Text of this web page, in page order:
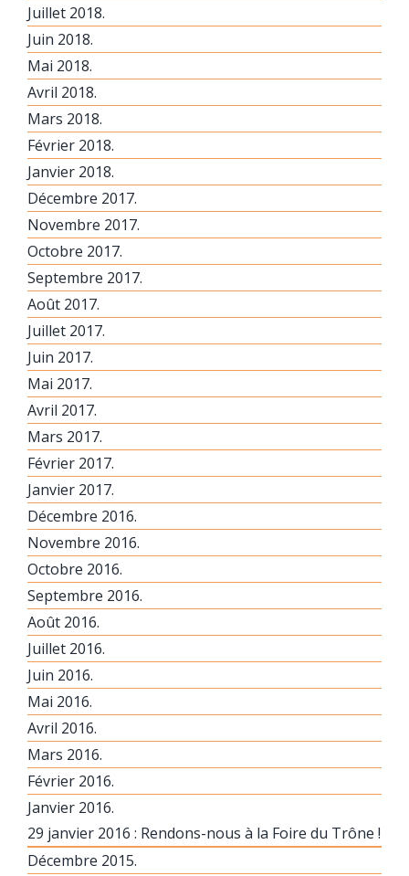
Juillet 2018.
Juin 2018.
Mai 2018.
Avril 2018.
Mars 2018.
Février 2018.
Janvier 2018.
Décembre 2017.
Novembre 2017.
Octobre 2017.
Septembre 2017.
Août 2017.
Juillet 2017.
Juin 2017.
Mai 2017.
Avril 2017.
Mars 2017.
Février 2017.
Janvier 2017.
Décembre 2016.
Novembre 2016.
Octobre 2016.
Septembre 2016.
Août 2016.
Juillet 2016.
Juin 2016.
Mai 2016.
Avril 2016.
Mars 2016.
Février 2016.
Janvier 2016.
29 janvier 2016 : Rendons-nous à la Foire du Trône !
Décembre 2015.